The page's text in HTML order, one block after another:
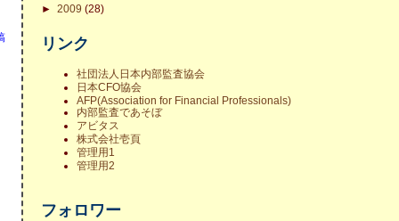
►2009(28)
リンク
社団法人日本内部監査協会
日本CFO協会
AFP(Association for Financial Professionals)
内部監査であそぼ
アビタス
株式会社壱頁
管理用1
管理用2
フォロワー